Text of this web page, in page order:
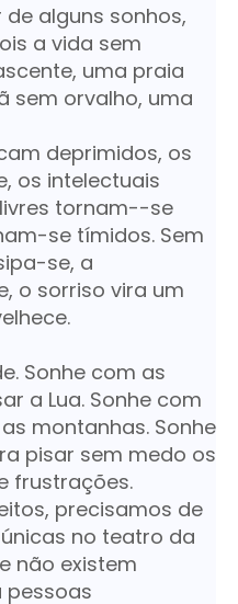
alguns sonhos,
a vida sem
uma praia
sem orvalho, uma
deprimidos, os
os intelectuais
tornam--se
se tímidos. Sem
se, a
o sorriso vira um
Sonhe com as
a Lua. Sonhe com
montanhas. Sonhe
pisar sem medo os
frustrações.
precisamos de
no teatro da
não existem
pessoas